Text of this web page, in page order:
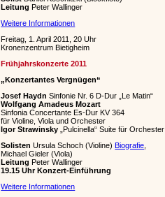
Leitung Peter Wallinger
Weitere Informationen
Freitag, 1. April 2011, 20 Uhr
Kronenzentrum Bietigheim
Frühjahrskonzerte 2011
„Konzertantes Vergnügen“
Josef Haydn Sinfonie Nr. 6 D-Dur „Le Matin“
Wolfgang Amadeus Mozart
Sinfonia Concertante Es-Dur KV 364
für Violine, Viola und Orchester
Igor Strawinsky „Pulcinella“ Suite für Orchester
Solisten Ursula Schoch (Violine)Biografie
Michael Gieler (Viola)
Leitung Peter Wallinger
19.15 Uhr Konzert-Einführung
Weitere Informationen